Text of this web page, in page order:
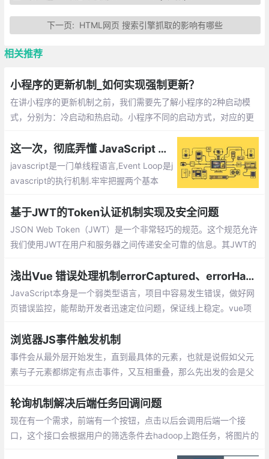
下一页: HTML网页 搜索引擎抓取的影响有哪些
相关推荐
小程序的更新机制_如何实现强制更新？
在讲小程序的更新机制之前，我们需要先了解小程序的2种启动模
式，分别为：冷启动和热启动。小程序不同的启动方式，对应的更
更新的，如果我们需要强制更新，需要如何实现呢？
这一次，彻底弄懂 JavaScript 执行机制
javascript是一门单线程语言,Event Loop是j
avascript的执行机制.牢牢把握两个基本
现成为前端高手的伟大梦想！
基于JWT的Token认证机制实现及安全问题
JSON Web Token（JWT）是一个非常轻巧的规范。这个规范允许
我们使用JWT在用户和服务器之间传递安全可靠的信息。其JWT的
载荷与签名。
浅出Vue 错误处理机制errorCaptured、errorHandler
JavaScript本身是一个弱类型语言，项目中容易发生错误，做好网
页错误监控，能帮助开发者迅速定位问题，保证线上稳定。vue项
决定探一探
浏览器JS事件触发机制
事件会从最外层开始发生，直到最具体的元素，也就是说假如父元
素与子元素都绑定有点击事件，又互相重叠，那么先出发的会是父
生，再向外传播，正好与事件捕获相反。
轮询机制解决后端任务回调问题
现在有一个需求，前端有一个按钮，点击以后会调用后端一个接
口，这个接口会根据用户的筛选条件去hadoop上跑任务，将图片的